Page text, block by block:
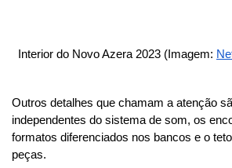
Interior do Novo Azera 2023 (Imagem:
Outros detalhes que chamam a atenção
independentes do sistema de som, os
formatos diferenciados nos bancos e o
peças.